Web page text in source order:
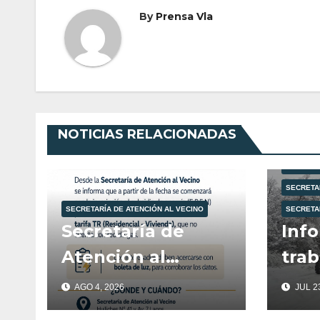
By Prensa Vla
NOTICIAS RELACIONADAS
SECRETARÍA DE ATENCIÓN AL VECINO
Secretaría de
Atención al
Vecino: Subsidio
de energía
AGO 4, 2026 JUL